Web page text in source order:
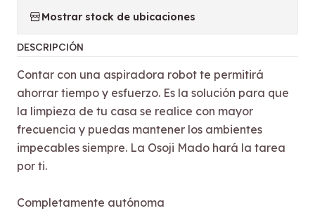
Mostrar stock de ubicaciones
DESCRIPCIÓN
Contar con una aspiradora robot te permitirá
ahorrar tiempo y esfuerzo. Es la solución para que
la limpieza de tu casa se realice con mayor
frecuencia y puedas mantener los ambientes
impecables siempre. La Osoji Mado hará la tarea
por ti.
Completamente autónoma